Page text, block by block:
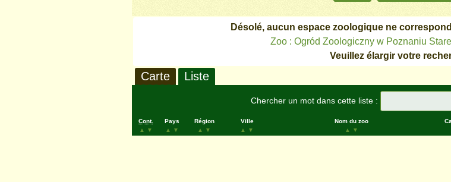
Désolé, aucun espace zoologique ne
Zoo : Ogród Zoologiczny w Poznaniu
Veuillez élargir votre
Carte Liste
Chercher un mot dans cette liste :
Cont.
▲
▼
Pays
▲
▼
Région
▲
▼
Ville
▲
▼
Nom du zoo
▲
▼